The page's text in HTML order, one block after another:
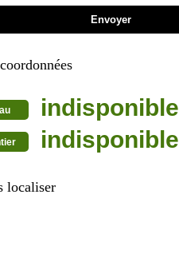
indisponible
indisponible
localiser